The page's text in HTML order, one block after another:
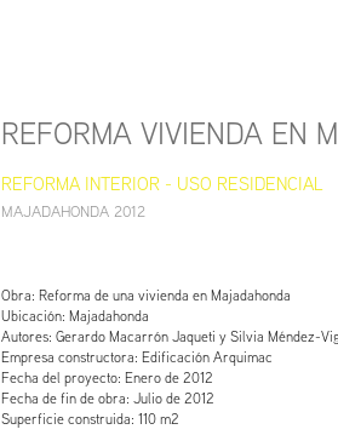
REFORMA VIVIENDA EN
REFORMA INTERIOR - USO RESIDENCIAL
MAJADAHONDA 2012
Obra: Reforma de una vivienda en Majadahonda
Ubicación: Majadahonda
Autores: Gerardo Macarrón Jaqueti y Silvia Méndez-
Empresa constructora: Edificación Arquimac
Fecha del proyecto: Enero de 2012
Fecha de fin de obra: Julio de 2012
Superficie construida: 110 m2